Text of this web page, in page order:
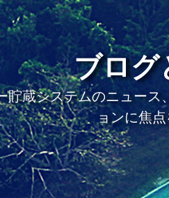
ブログ
蔵システムのニュー
ョンに焦